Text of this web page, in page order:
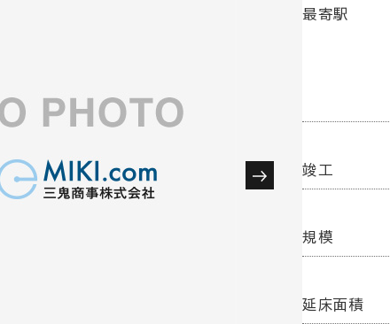
最寄駅
竣工
規模
延床面積